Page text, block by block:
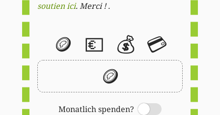
soutien ici. Merci ! .
🪙 💶 💰 💳
🪙
Monatlich spenden?
Switch